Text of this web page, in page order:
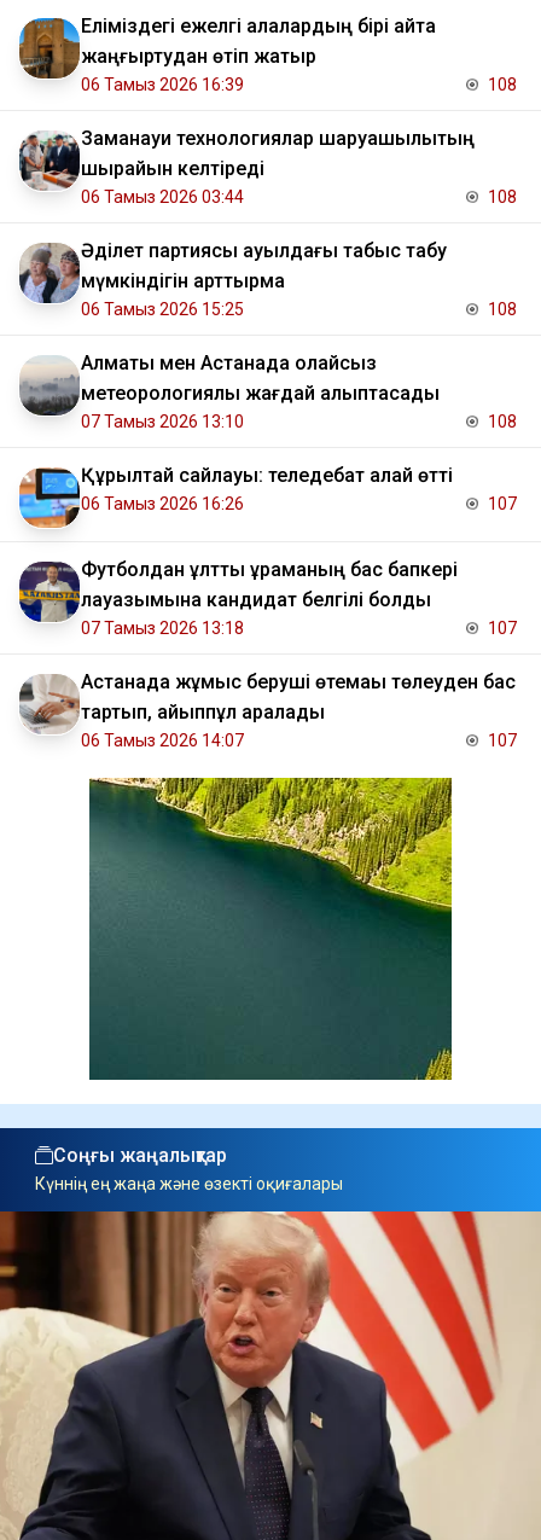
Еліміздегі ежелгі қалалардың бірі қайта
жаңғыртудан өтіп жатыр
06 Тамыз 2026 16:39 108
Заманауи технологиялар шаруашылықтың
шырайын келтіреді
06 Тамыз 2026 03:44 108
Әділет партиясы ауылдағы табыс табу
мүмкіндігін арттырмақ
06 Тамыз 2026 15:25 108
Алматы мен Астанада қолайсыз
метеорологиялық жағдай қалыптасады
07 Тамыз 2026 13:10 108
Құрылтай сайлауы: теледебат қалай өтті
06 Тамыз 2026 16:26 107
Футболдан ұлттық құраманың бас бапкері
лауазымына кандидат белгілі болды
07 Тамыз 2026 13:18 107
Астанада жұмыс беруші өтемақы төлеуден бас
тартып, айыппұл арқалады
06 Тамыз 2026 14:07 107
Соңғы жаңалықтар
Күннің ең жаңа және өзекті оқиғалары